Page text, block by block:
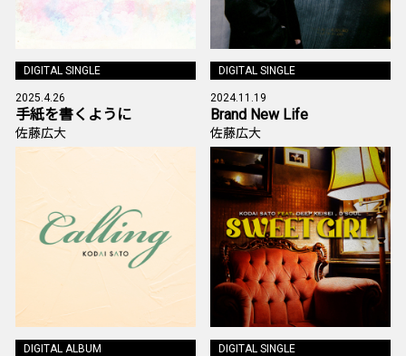
DIGITAL SINGLE
2025.4.26
手紙を書くように
佐藤広大
DIGITAL SINGLE
2024.11.19
Brand New Life
佐藤広大
DIGITAL ALBUM DIGITAL SINGLE